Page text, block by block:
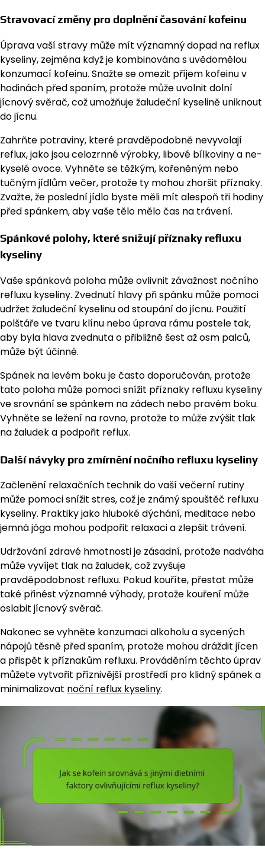
Stravovací změny pro doplnění časování kofeinu
Úprava vaší stravy může mít významný dopad na reflux
kyseliny, zejména když je kombinována s uvědomělou
konzumací kofeinu. Snažte se omezit příjem kofeinu v
hodinách před spaním, protože může uvolnit dolní
jícnový svěrač, což umožňuje žaludeční kyselině uniknout
do jícnu.
Zahrňte potraviny, které pravděpodobně nevyvolají
reflux, jako jsou celozrnné výrobky, libové bílkoviny a ne-
kyselé ovoce. Vyhněte se těžkým, kořeněným nebo
tučným jídlům večer, protože ty mohou zhoršit příznaky.
Zvažte, že poslední jídlo byste měli mít alespoň tři hodiny
před spánkem, aby vaše tělo mělo čas na trávení.
Spánkové polohy, které snižují příznaky refluxu
kyseliny
Vaše spánková poloha může ovlivnit závažnost nočního
refluxu kyseliny. Zvednutí hlavy při spánku může pomoci
udržet žaludeční kyselinu od stoupání do jícnu. Použití
polštáře ve tvaru klínu nebo úprava rámu postele tak,
aby byla hlava zvednuta o přibližně šest až osm palců,
může být účinné.
Spánek na levém boku je často doporučován, protože
tato poloha může pomoci snížit příznaky refluxu kyseliny
ve srovnání se spánkem na zádech nebo pravém boku.
Vyhněte se ležení na rovno, protože to může zvýšit tlak
na žaludek a podpořit reflux.
Další návyky pro zmírnění nočního refluxu kyseliny
Začlenění relaxačních technik do vaší večerní rutiny
může pomoci snížit stres, což je známý spouštěč refluxu
kyseliny. Praktiky jako hluboké dýchání, meditace nebo
jemná jóga mohou podpořit relaxaci a zlepšit trávení.
Udržování zdravé hmotnosti je zásadní, protože nadváha
může vyvíjet tlak na žaludek, což zvyšuje
pravděpodobnost refluxu. Pokud kouříte, přestat může
také přinést významné výhody, protože kouření může
oslabit jícnový svěrač.
Nakonec se vyhněte konzumaci alkoholu a sycených
nápojů těsně před spaním, protože mohou dráždit jícen
a přispět k příznakům refluxu. Prováděním těchto úprav
můžete vytvořit příznivější prostředí pro klidný spánek a
minimalizovat noční reflux kyseliny.